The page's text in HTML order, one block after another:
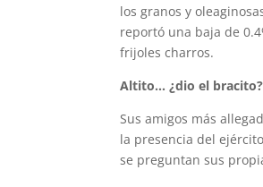
los granos y
reportó una baja de
frijoles charros.
Altito… ¿dio el bracito?
Sus amigos más
la presencia del
se preguntan sus